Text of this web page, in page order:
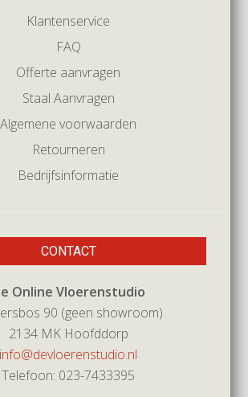
Klantenservice
FAQ
Offerte aanvragen
Staal Aanvragen
Algemene voorwaarden
Retourneren
Bedrijfsinformatie
CONTACT
Online Vloerenstudio
90 (geen showroom)
2134 MK Hoofddorp
info@devloerenstudio.nl
Telefoon: 023-7433395